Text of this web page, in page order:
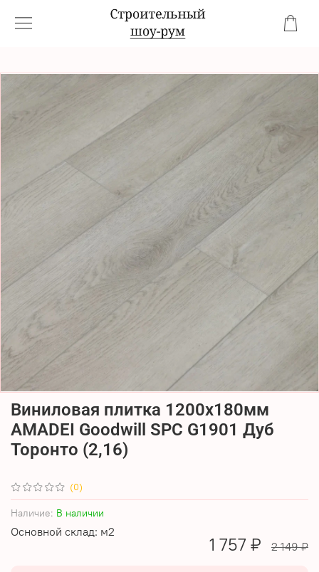
(0)
Наличие: В наличии
Основной склад: м2
Виниловая плитка 1200x180мм
AMADEI Goodwill SPC G1901 Дуб
Торонто (2,16)
1 757 ₽ 2 149 ₽